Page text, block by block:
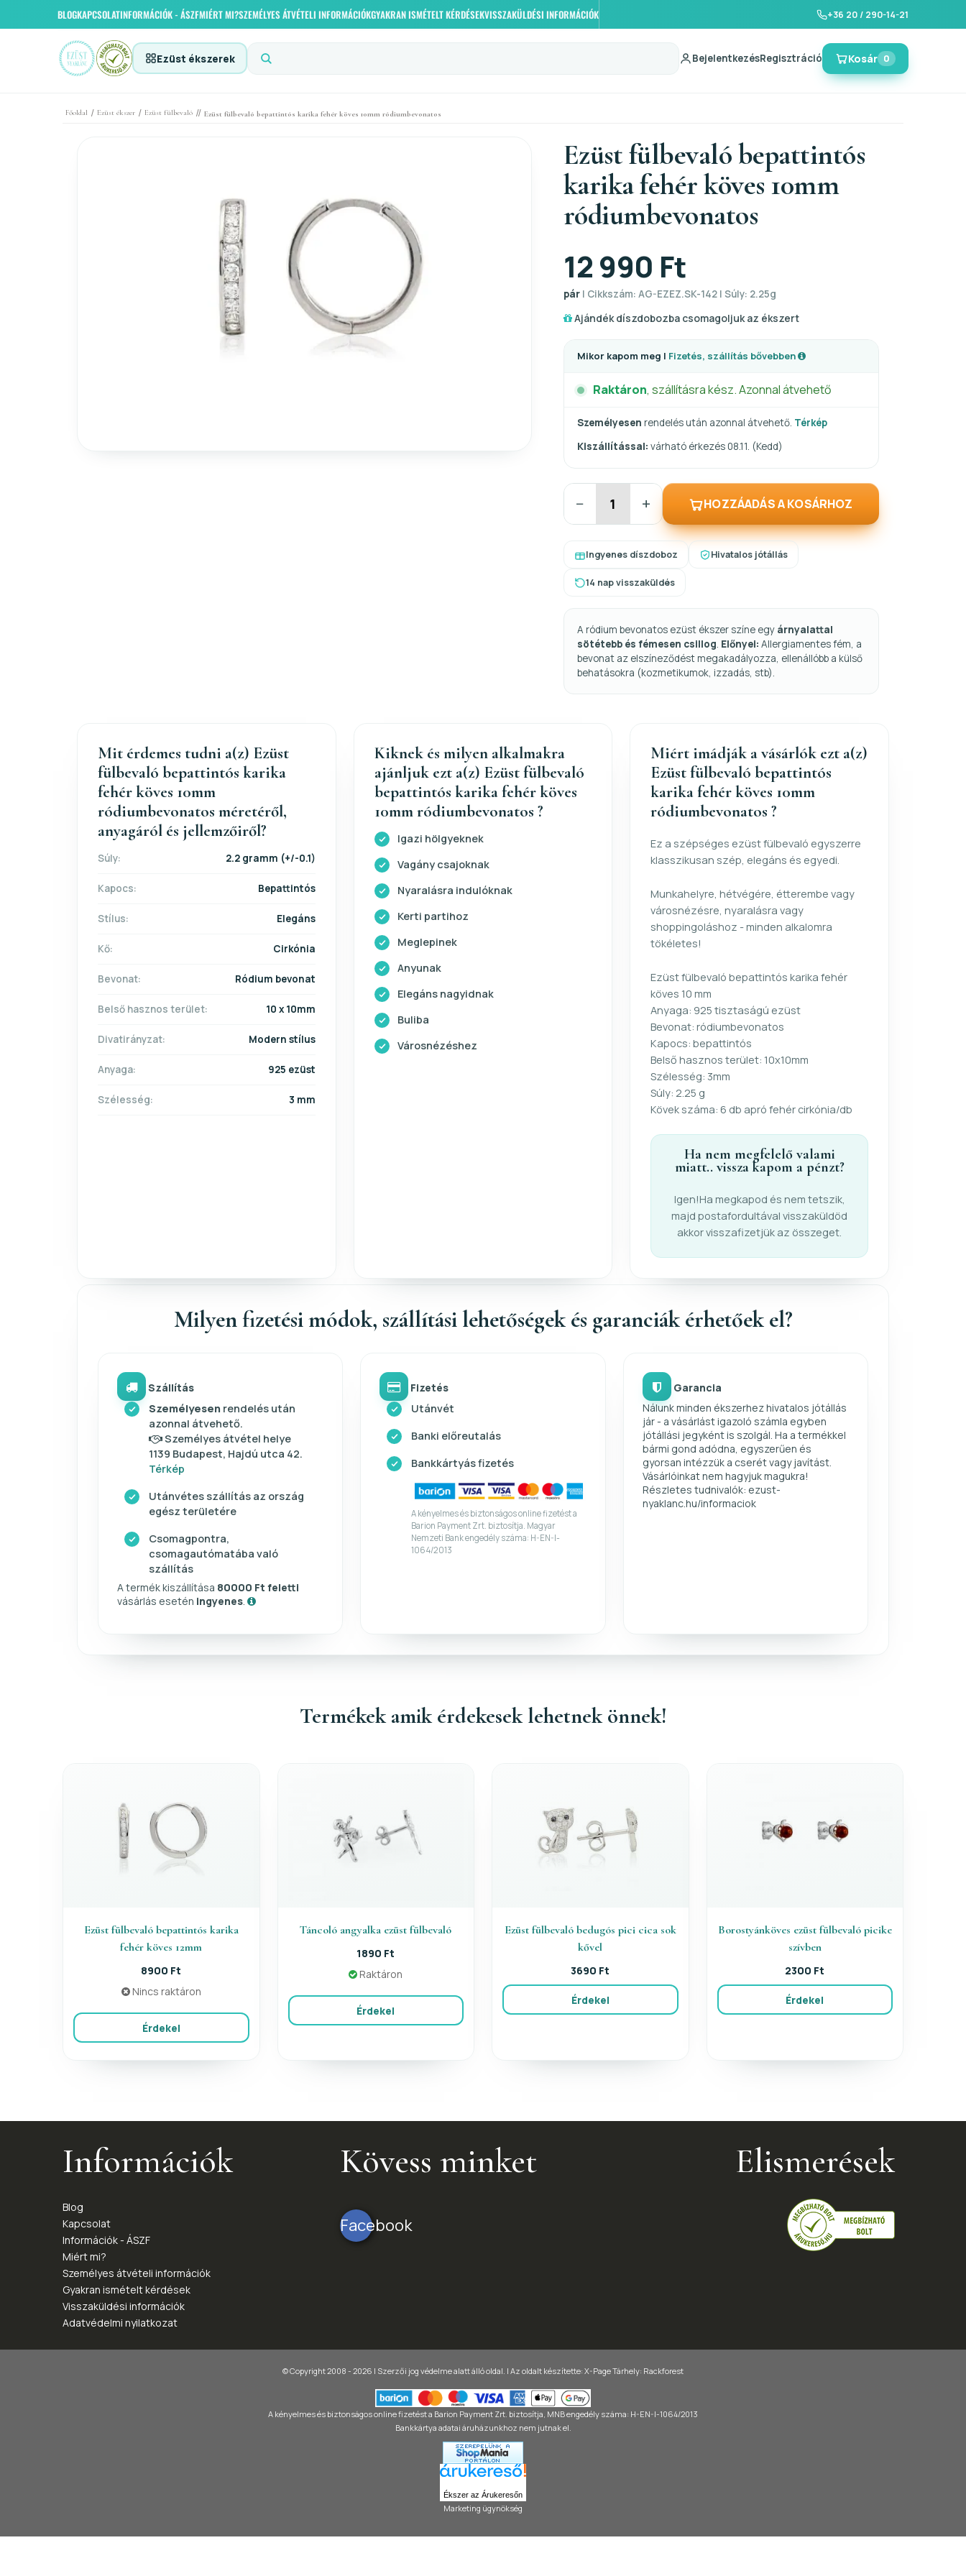
BLOGKAPCSOLATINFORMÁCIÓK - ÁSZFMIÉRT MI?SZEMÉLYES ÁTVÉTELI INFORMÁCIÓKGYAKRAN ISMÉTELT KÉRDÉSEKVISSZAKÜLDÉSI INFORMÁCIÓK +36 20 / 290-14-21
Ezüst ékszerek BejelentkezésRegisztráció Kosár 0
Főoldal / Ezüst ékszer / Ezüst fülbevaló // Ezüst fülbevaló bepattintós karika fehér köves 10mm ródiumbevonatos
Ezüst fülbevaló bepattintós
karika fehér köves 10mm
ródiumbevonatos
12 990 Ft
pár| Cikkszám: AG-EZEZ.SK-142 | Súly: 2.25g
Ajándék díszdobozba csomagoljuk az ékszert
Mikor kapom meg | Fizetés, szállítás bővebben
Raktáron, szállításra kész. Azonnal átvehető
Személyesen rendelés után azonnal átvehető. Térkép
Kiszállítással: várható érkezés 08.11. (Kedd)
− + HOZZÁADÁS A KOSÁRHOZ
Ingyenes díszdoboz Hivatalos jótállás
14 nap visszaküldés
A ródium bevonatos ezüst ékszer színe egy árnyalattal
sötétebb és fémesen csillog. Előnyei: Allergiamentes fém, a
bevonat az elszíneződést megakadályozza, ellenállóbb a külső
behatásokra (kozmetikumok, izzadás, stb).
Mit érdemes tudni a(z) Ezüst
fülbevaló bepattintós karika
fehér köves 10mm
ródiumbevonatos méretéről,
anyagáról és jellemzőiről?
Súly: 2.2 gramm (+/-0.1)
Kapocs: Bepattintós
Stílus: Elegáns
Kő: Cirkónia
Bevonat: Ródium bevonat
Belső hasznos terület: 10 x 10mm
Divatirányzat: Modern stílus
Anyaga: 925 ezüst
Szélesség: 3 mm
Kiknek és milyen alkalmakra
ajánljuk ezt a(z) Ezüst fülbevaló
bepattintós karika fehér köves
10mm ródiumbevonatos ?
Igazi hölgyeknek
Vagány csajoknak
Nyaralásra indulóknak
Kerti partihoz
Meglepinek
Anyunak
Elegáns nagyidnak
Buliba
Városnézéshez
Miért imádják a vásárlók ezt a(z)
Ezüst fülbevaló bepattintós
karika fehér köves 10mm
ródiumbevonatos ?
Ez a szépséges ezüst fülbevaló egyszerre
klasszikusan szép, elegáns és egyedi.
Munkahelyre, hétvégére, étterembe vagy
városnézésre, nyaralásra vagy
shoppingoláshoz - minden alkalomra
tökéletes!
Ezüst fülbevaló bepattintós karika fehér
köves 10 mm
Anyaga: 925 tisztaságú ezüst
Bevonat: ródiumbevonatos
Kapocs: bepattintós
Belső hasznos terület: 10x10mm
Szélesség: 3mm
Súly: 2.25 g
Kövek száma: 6 db apró fehér cirkónia/db
Ha nem megfelelő valami
miatt.. vissza kapom a pénzt?
Igen!Ha megkapod és nem tetszik,
majd postafordultával visszaküldöd
akkor visszafizetjük az összeget.
Milyen fizetési módok, szállítási lehetőségek és garanciák érhetőek el?
Szállítás
Személyesen rendelés után
azonnal átvehető.
Személyes átvétel helye
1139 Budapest, Hajdú utca 42.
Térkép
Utánvétes szállítás az ország
egész területére
Csomagpontra,
csomagautómatába való
szállítás
A termék kiszállítása 80000 Ft feletti
vásárlás esetén ingyenes.
Fizetés
Utánvét
Banki előreutalás
Bankkártyás fizetés
A kényelmes és biztonságos online fizetést a
Barion Payment Zrt. biztosítja. Magyar
Nemzeti Bank engedély száma: H-EN-I-
1064/2013
Garancia
Nálunk minden ékszerhez hivatalos jótállás
jár - a vásárlást igazoló számla egyben
jótállási jegyként is szolgál. Ha a termékkel
bármi gond adódna, egyszerűen és
gyorsan intézzük a cserét vagy javítást.
Vásárlóinkat nem hagyjuk magukra!
Részletes tudnivalók: ezust-
nyaklanc.hu/informaciok
Termékek amik érdekesek lehetnek önnek!
Ezüst fülbevaló bepattintós karika
fehér köves 12mm
8900 Ft
Nincs raktáron
Érdekel
Táncoló angyalka ezüst fülbevaló
1890 Ft
Raktáron
Érdekel
Ezüst fülbevaló bedugós pici cica sok
kővel
3690 Ft
Érdekel
Borostyánköves ezüst fülbevaló picike
szívben
2300 Ft
Érdekel
Információk
Blog
Kapcsolat
Információk - ÁSZF
Miért mi?
Személyes átvételi információk
Gyakran ismételt kérdések
Visszaküldési információk
Adatvédelmi nyilatkozat
Kövess minket
Facebook
Elismerések
© Copyright 2008 - 2026 | Szerzői jog védelme alatt álló oldal. | Az oldalt készítette: X-PageTárhely: Rackforest
A kényelmes és biztonságos online fizetést a Barion Payment Zrt. biztosítja, MNB engedély száma: H-EN-I-1064/2013
Bankkártya adatai áruházunkhoz nem jutnak el.
Ékszer az Árukeresőn
Marketing ügynökség